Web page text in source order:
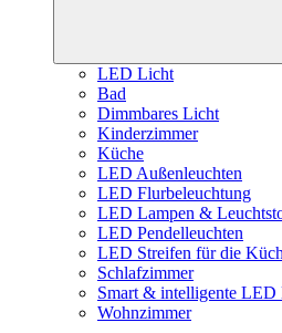
LED Licht
Bad
Dimmbares Licht
Kinderzimmer
Küche
LED Außenleuchten
LED Flurbeleuchtung
LED Lampen &
LED Pendelleuchten
LED Streifen für die
Schlafzimmer
Smart & intelligente LED
Wohnzimmer